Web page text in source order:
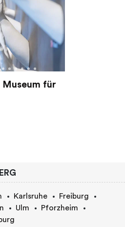
für
Karlsruhe
Freiburg
Ulm
Pforzheim